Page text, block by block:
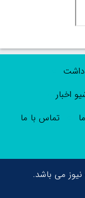
اخبار
تماس با ما
می باشد.